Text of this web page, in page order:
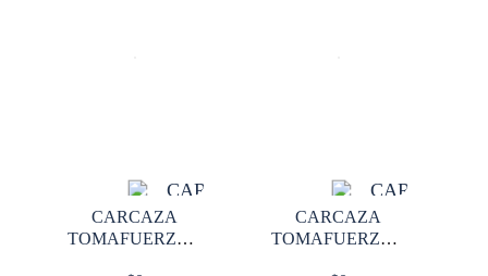
CARCAZA
TOMAFUERZA 6
CARCAZA
TOMAFUERZA 8